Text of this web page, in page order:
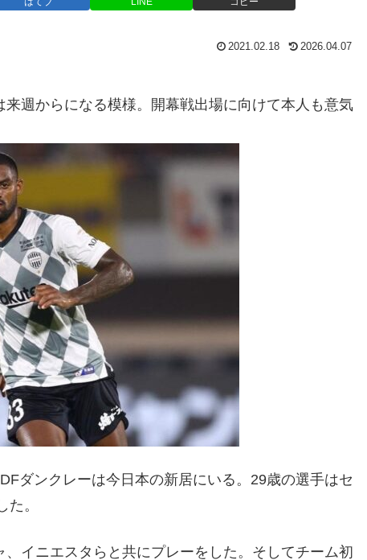
2021.02.18 2026.04.07
週からになる模様。開幕戦出場に向けて本人も意気
ダンクレーは今日本の新居にいる。29歳の選手はセ
。
イニエスタらと共にプレーをした。そしてチーム初